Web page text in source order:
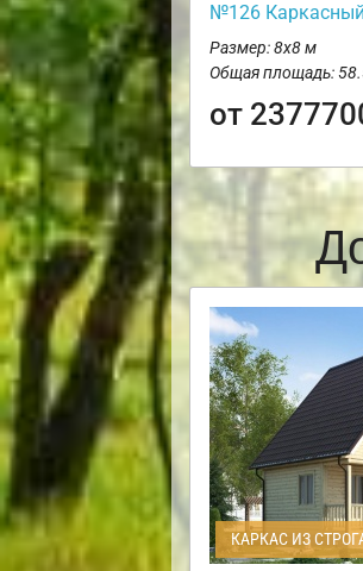
№126
Размер: 8х8 м
Общая площадь:
от
КАРКАС ИЗ